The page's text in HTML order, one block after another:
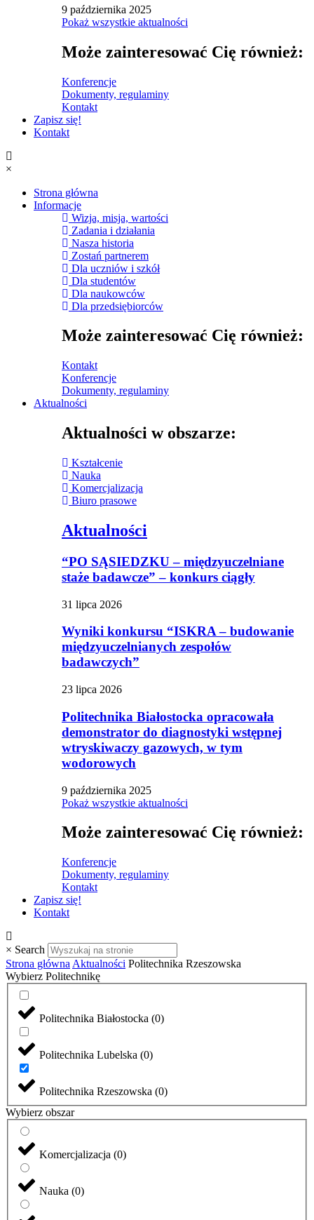
9 października 2025
Pokaż wszystkie aktualności
Może zainteresować Cię również:
Konferencje
Dokumenty, regulaminy
Kontakt
Zapisz się!
Kontakt
×
Strona główna
Informacje
Wizja, misja, wartości
Zadania i działania
Nasza historia
Zostań partnerem
Dla uczniów i szkół
Dla studentów
Dla naukowców
Dla przedsiębiorców
Może zainteresować Cię również:
Kontakt
Konferencje
Dokumenty, regulaminy
Aktualności
Aktualności w obszarze:
Kształcenie
Nauka
Komercjalizacja
Biuro prasowe
Aktualności
“PO SĄSIEDZKU – międzyuczelniane
staże badawcze” – konkurs ciągły
31 lipca 2026
Wyniki konkursu “ISKRA – budowanie
międzyuczelnianych zespołów
badawczych”
23 lipca 2026
Politechnika Białostocka opracowała
demonstrator do diagnostyki wstępnej
wtryskiwaczy gazowych, w tym
wodorowych
9 października 2025
Pokaż wszystkie aktualności
Może zainteresować Cię również:
Konferencje
Dokumenty, regulaminy
Kontakt
Zapisz się!
Kontakt
× Search
Strona główna Aktualności Politechnika Rzeszowska
Wybierz Politechnikę
Politechnika Białostocka (0)
Politechnika Lubelska (0)
Politechnika Rzeszowska (0)
Wybierz obszar
Komercjalizacja (0)
Nauka (0)